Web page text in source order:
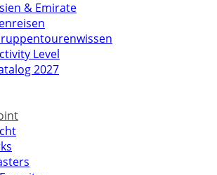
& Emirate
Level
2027